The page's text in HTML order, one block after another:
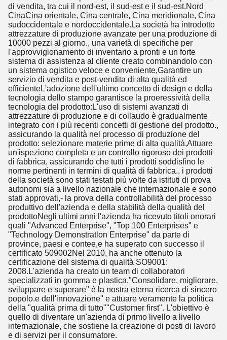
di vendita, tra cui il nord-est, il sud-est e il sud-est.Nord
CinaCina orientale, Cina centrale, Cina meridionale, Cina
sudoccidentale e nordoccidentale.La società ha introdotto
attrezzature di produzione avanzate per una produzione di
10000 pezzi al giorno., una varietà di specifiche per
l'approvvigionamento di inventario a pronti e un forte
sistema di assistenza al cliente creato combinandolo con
un sistema ogistico veloce e conveniente,Garantire un
servizio di vendita e post-vendita di alta qualità ed
efficienteL'adozione dell'ultimo concetto di design e della
tecnologia dello stampo garantisce la proeressività della
tecnologia del prodotto:L'uso di sistemi avanzati di
attrezzature di produzione e di collaudo è gradualmente
integrato con i più recenti concetti di gestione del prodotto.,
assicurando la qualità nel processo di produzione del
prodotto: selezionare materie prime di alta qualità,Attuare
un'ispezione completa e un controllo rigoroso dei prodotti
di fabbrica, assicurando che tutti i prodotti soddisfino le
norme pertinenti in termini di qualità di fabbrica., i prodotti
della società sono stati testati più volte da istituti di prova
autonomi sia a livello nazionale che internazionale e sono
stati approvati,- la prova della controllabilità del processo
produttivo dell'azienda e della stabilità della qualità del
prodottoNegli ultimi anni l'azienda ha ricevuto titoli onorari
quali "Advanced Enterprise", "Top 100 Enterprises" e
"Technology Demonstratlon Enterprise" da parte di
province, paesi e contee,e ha superato con successo il
certificato 509002Nel 2010, ha anche ottenuto la
certificazione del sistema di qualità SO9001:
2008.L'azienda ha creato un team di collaboratori
specializzati in gomma e plastica."Consolidare, migliorare,
sviluppare e superare" è la nostra eterna ricerca di sincero
popolo.e dell'innovazione" e attuare veramente la politica
della "qualità prima di tutto""Customer first". L'obiettivo è
quello di diventare un'azienda di primo livello a livello
internazionale, che sostiene la creazione di posti di lavoro
e di servizi per il consumatore.